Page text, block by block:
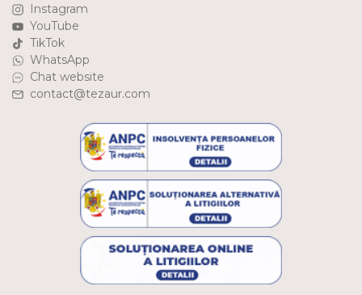
Instagram
YouTube
TikTok
WhatsApp
Chat website
contact@tezaur.com